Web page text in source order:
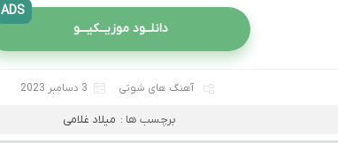
دانلــود موزیــکیـــو
ADS
آهنگ های شوتی 3 دسامبر 2023
برچسب ها : میلاد غلامی